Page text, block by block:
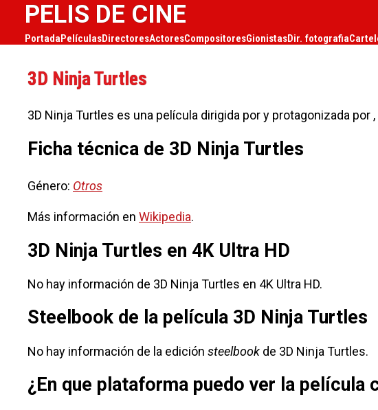
PELIS DE CINE
PortadaPelículasDirectoresActoresCompositoresGionistasDir. fotografia
3D Ninja Turtles
3D Ninja Turtles es una película dirigida por y protagonizada por
Ficha técnica de 3D Ninja Turtles
Género: Otros
Más información en Wikipedia.
3D Ninja Turtles en 4K Ultra HD
No hay información de 3D Ninja Turtles en 4K Ultra HD.
Steelbook de la película 3D Ninja Turtles
No hay información de la edición steelbook de 3D Ninja Turtles.
¿En que plataforma puedo ver la